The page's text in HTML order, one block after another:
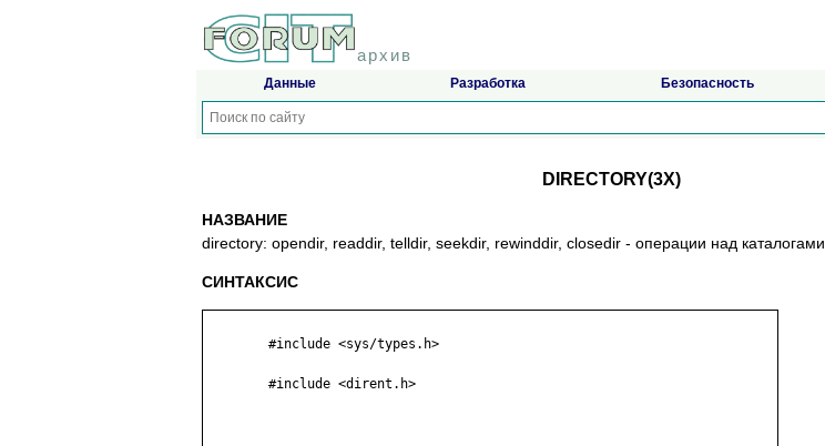
архив
Данные Разработка Безопасность
DIRECTORY(3X)
НАЗВАНИЕ
directory: opendir, readdir, telldir, seekdir, rewinddir, closedir - операции над каталогами
СИНТАКСИС